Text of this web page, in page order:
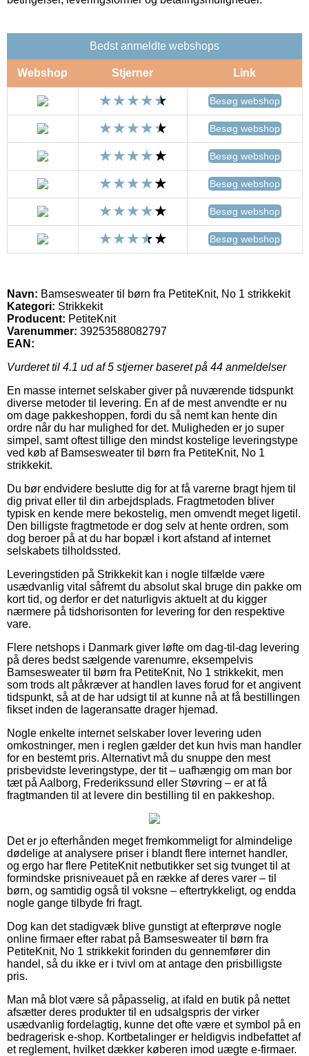
Bedst anmeldte webshops
Webshop Stjerner Link
Besøg webshop
Besøg webshop
Besøg webshop
Besøg webshop
Besøg webshop
Besøg webshop
Navn: Bamsesweater til børn fra PetiteKnit, No 1 strikkekit
Kategori: Strikkekit
Producent: PetiteKnit
Varenummer: 39253588082797
EAN:
Vurderet til 4.1 ud af 5 stjerner baseret på 44 anmeldelser
En masse internet selskaber giver på nuværende tidspunkt
diverse metoder til levering. En af de mest anvendte er nu
om dage pakkeshoppen, fordi du så nemt kan hente din
ordre når du har mulighed for det. Muligheden er jo super
simpel, samt oftest tillige den mindst kostelige leveringstype
ved køb af Bamsesweater til børn fra PetiteKnit, No 1
strikkekit.
Du bør endvidere beslutte dig for at få varerne bragt hjem til
dig privat eller til din arbejdsplads. Fragtmetoden bliver
typisk en kende mere bekostelig, men omvendt meget ligetil.
Den billigste fragtmetode er dog selv at hente ordren, som
dog beroer på at du har bopæl i kort afstand af internet
selskabets tilholdssted.
Leveringstiden på Strikkekit kan i nogle tilfælde være
usædvanlig vital såfremt du absolut skal bruge din pakke om
kort tid, og derfor er det naturligvis aktuelt at du kigger
nærmere på tidshorisonten for levering for den respektive
vare.
Flere netshops i Danmark giver løfte om dag-til-dag levering
på deres bedst sælgende varenumre, eksempelvis
Bamsesweater til børn fra PetiteKnit, No 1 strikkekit, men
som trods alt påkræver at handlen laves forud for et angivent
tidspunkt, så at de har udsigt til at kunne nå at få bestillingen
fikset inden de lageransatte drager hjemad.
Nogle enkelte internet selskaber lover levering uden
omkostninger, men i reglen gælder det kun hvis man handler
for en bestemt pris. Alternativt må du snuppe den mest
prisbevidste leveringstype, der tit – uafhængig om man bor
tæt på Aalborg, Frederikssund eller Støvring – er at få
fragtmanden til at levere din bestilling til en pakkeshop.
Det er jo efterhånden meget fremkommeligt for almindelige
dødelige at analysere priser i blandt flere internet handler,
og ergo har flere PetiteKnit netbutikker set sig tvunget til at
formindske prisniveauet på en række af deres varer – til
børn, og samtidig også til voksne – eftertrykkeligt, og endda
nogle gange tilbyde fri fragt.
Dog kan det stadigvæk blive gunstigt at efterprøve nogle
online firmaer efter rabat på Bamsesweater til børn fra
PetiteKnit, No 1 strikkekit forinden du gennemfører din
handel, så du ikke er i tvivl om at antage den prisbilligste
pris.
Man må blot være så påpasselig, at ifald en butik på nettet
afsætter deres produkter til en udsalgspris der virker
usædvanlig fordelagtig, kunne det ofte være et symbol på en
bedragerisk e-shop. Kortbetalinger er heldigvis indbefattet af
et reglement, hvilket dækker køberen imod uægte e-firmaer.